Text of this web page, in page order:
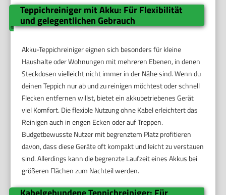
Teppichreiniger mit Akku: Für Flexibilität
und gelegentlichen Gebrauch
Akku-Teppichreiniger eignen sich besonders für kleine
Haushalte oder Wohnungen mit mehreren Ebenen, in denen
Steckdosen vielleicht nicht immer in der Nähe sind. Wenn du
deinen Teppich nur ab und zu reinigen möchtest oder schnell
Flecken entfernen willst, bietet ein akkubetriebenes Gerät
viel Komfort. Die flexible Nutzung ohne Kabel erleichtert das
Reinigen auch in engen Ecken oder auf Treppen.
Budgetbewusste Nutzer mit begrenztem Platz profitieren
davon, dass diese Geräte oft kompakt und leicht zu verstauen
sind. Allerdings kann die begrenzte Laufzeit eines Akkus bei
größeren Flächen zum Nachteil werden.